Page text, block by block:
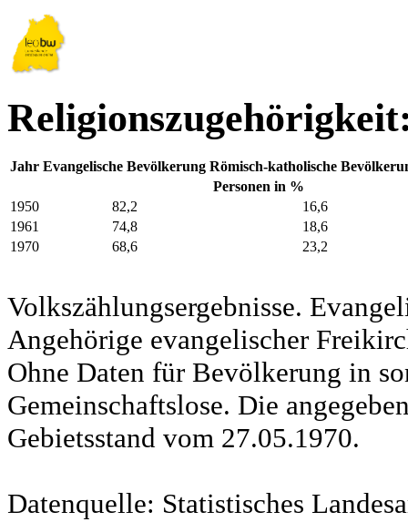
Jahr Evangelische Bevölkerung Römisch-katholische
Personen in %
1950
82,2
16,6
1961
74,8
18,6
1970
68,6 23,2
Volkszählungsergebnisse.
Angehörige evangelischer
Ohne Daten für Bevölkerung in
Gemeinschaftslose. Die
Gebietsstand vom 27.05.1970.
Datenquelle: Statistisches